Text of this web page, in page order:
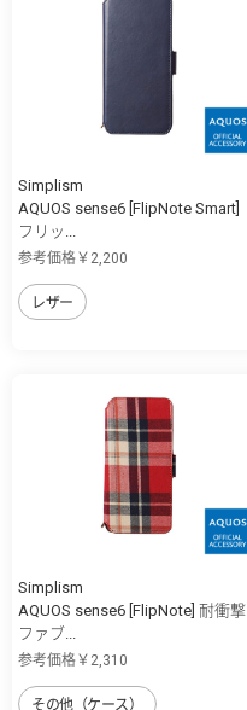
Simplism
AQUOS sense6 [FlipNote Smart]
フリッ...
参考価格￥2,200
レザー
Simplism
AQUOS sense6 [FlipNote] 耐衝撃
ファブ...
参考価格￥2,310
その他（ケース）